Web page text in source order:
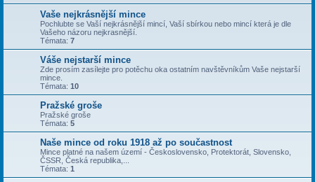
Vaše nejkrásnější mince
Pochlubte se Vaší nejkrásnější mincí, Vaší sbírkou nebo mincí která je dle
Vašeho názoru nejkrasnější.
Témata: 7
Váše nejstarší mince
Zde prosím zasílejte pro potěchu oka ostatním navštěvníkům Vaše nejstarší
mince.
Témata: 10
Pražské groše
Pražské groše
Témata: 5
Naše mince od roku 1918 až po součastnost
Mince platné na našem území - Československo, Protektorát, Slovensko,
ČSSR, Česká republika,...
Témata: 1